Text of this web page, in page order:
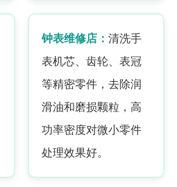
钟表维修店： 清洗手
表机芯、齿轮、表冠
等精密零件，去除润
滑油和磨损颗粒，高
功率密度对微小零件
处理效果好。